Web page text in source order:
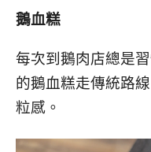
鵝血糕
每次到鵝肉店總是
的鵝血糕走傳統路
粒感。